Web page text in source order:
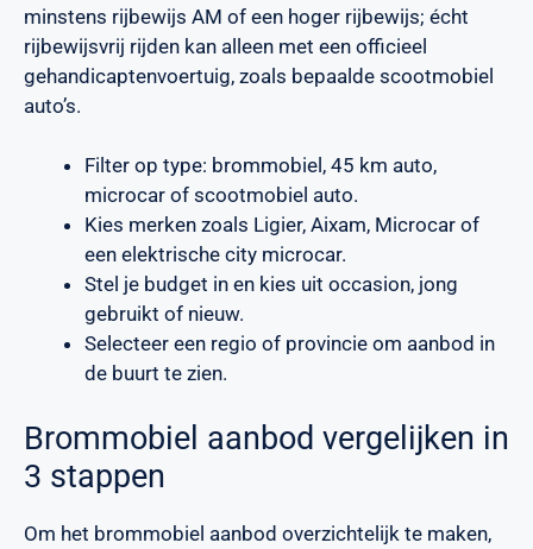
minstens rijbewijs AM of een hoger rijbewijs; écht
rijbewijsvrij rijden kan alleen met een officieel
gehandicaptenvoertuig, zoals bepaalde scootmobiel
auto’s.
Filter op type: brommobiel, 45 km auto,
microcar of scootmobiel auto.
Kies merken zoals Ligier, Aixam, Microcar of
een elektrische city microcar.
Stel je budget in en kies uit occasion, jong
gebruikt of nieuw.
Selecteer een regio of provincie om aanbod in
de buurt te zien.
Brommobiel aanbod vergelijken in
3 stappen
Om het brommobiel aanbod overzichtelijk te maken,